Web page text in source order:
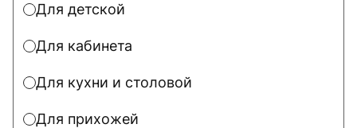
Для детской
Для кабинета
Для кухни и столовой
Для прихожей